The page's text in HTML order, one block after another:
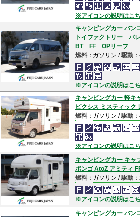
※アイコンの説明はこ
キャンピングカー バン
トイファクトリー バ
BT FF OPリーフ
燃料：ガソリン /駆動：
※アイコンの説明はこ
キャンピングカー 軽キ
ピクシス ミスティック
燃料：ガソリン /駆動：
※アイコンの説明はこ
キャンピングカー キャ
ボンゴ AtoZ アミティ
燃料：ガソリン /駆動：
※アイコンの説明はこ
キャンピングカー バン